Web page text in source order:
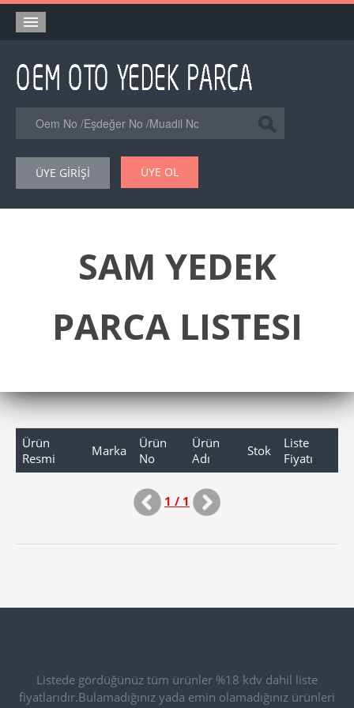
Orjinal Yedek Parça
Eşdeğer Muadil Yedek Parça
Şase Numarası VIN Yedekparça Sorgulama
Hakkımızda
ÜYE GİRİŞİ ÜYE OL
SAM YEDEK
PARCA LISTESI
Ürün
Resmi
Marka
Ürün
No
Ürün
Adı
Stok
Liste
Fiyatı
1 / 1
Listede gördüğünüz tüm ürünler %18 kdv dahil liste
fiyatlarıdır.Bulamadığınız yada emin olamadığınız ürünleri